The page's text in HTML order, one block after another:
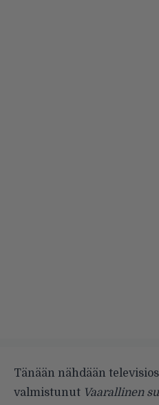
Tänään nähdään
valmistunut Vaarallinen